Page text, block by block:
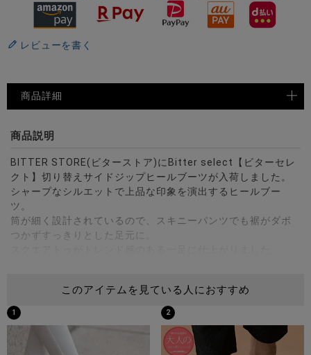
レビューを書く
商品詳細
商品説明
BITTER STORE(ビターストア)にBitter select【ビターセレ
クト】切り替えサイドジップヒールブーツが入荷しました。
シャープなシルエットで上品な印象を演出するヒールブー
ツ。
筒が細く設計されているので、スキニーパンツでも裾がダボ
つかずすっきりとした足元に。
6cmヒールで高い美脚効果を発揮しながら、ストームがあり
安定した履き心地も魅力です。
サイドジップ付きで着脱もスムーズに行えます。
カラーは定番のブラック、個性的でおしゃれなパイソンの2色
このアイテムを見ている人におすすめ
1 2